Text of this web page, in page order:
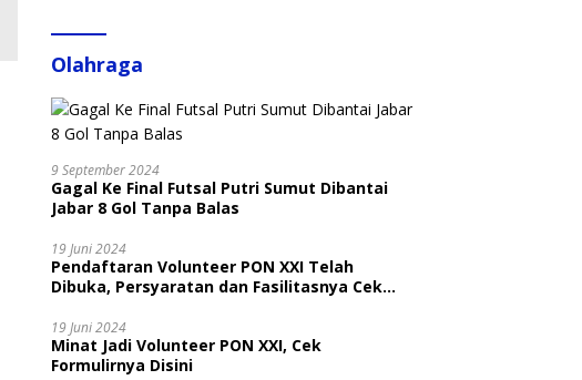
Olahraga
9 September 2024
Gagal Ke Final Futsal Putri Sumut Dibantai
Jabar 8 Gol Tanpa Balas
19 Juni 2024
Pendaftaran Volunteer PON XXI Telah
Dibuka, Persyaratan dan Fasilitasnya Cek
19 Juni 2024
Minat Jadi Volunteer PON XXI, Cek
Formulirnya Disini